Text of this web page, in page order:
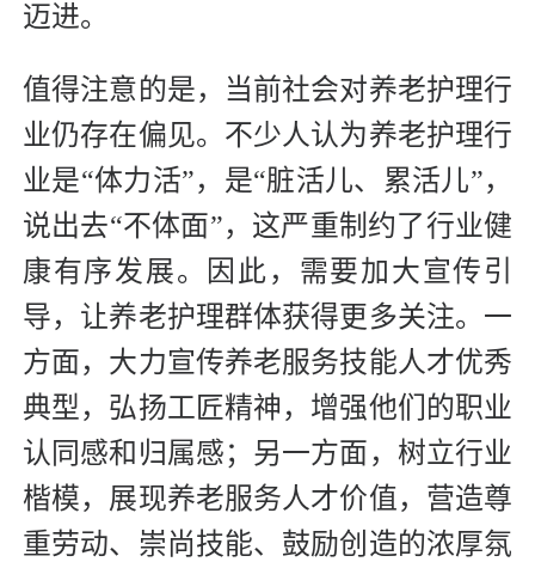
迈进。
值得注意的是，当前社会对养老护理行
业仍存在偏见。不少人认为养老护理行
业是“体力活”，是“脏活儿、累活儿”，
说出去“不体面”，这严重制约了行业健
康有序发展。因此，需要加大宣传引
导，让养老护理群体获得更多关注。一
方面，大力宣传养老服务技能人才优秀
典型，弘扬工匠精神，增强他们的职业
认同感和归属感；另一方面，树立行业
楷模，展现养老服务人才价值，营造尊
重劳动、崇尚技能、鼓励创造的浓厚氛